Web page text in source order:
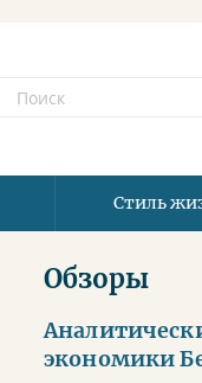
Стиль
Обзоры
экономики